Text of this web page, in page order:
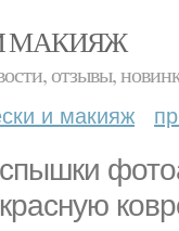
МАКИЯЖ
отзывы,
и макияж